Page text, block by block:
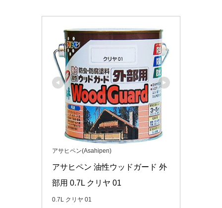
アサヒペン(Asahipen)
アサヒペン 油性ウッドガード 外
部用 0.7L クリヤ 01
0.7L クリヤ 01